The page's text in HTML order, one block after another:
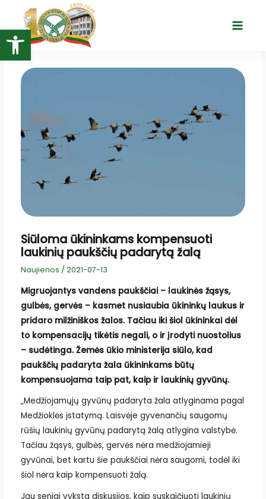
Open toolbar
turinio
Main
Siūloma ūkininkams kompensuoti
laukinių paukščių padarytą žalą
Naujienos / 2021-07-13
Migruojantys vandens paukščiai – laukinės žąsys,
gulbės, gervės – kasmet nusiaubia ūkininkų laukus ir
pridaro milžiniškos žalos. Tačiau iki šiol ūkininkai dėl
to kompensacijų tikėtis negali, o ir įrodyti nuostolius
– sudėtinga. Žemės ūkio ministerija siūlo, kad
paukščių padaryta žala ūkininkams būtų
kompensuojama taip pat, kaip ir laukinių gyvūnų.
„Medžiojamųjų gyvūnų padaryta žala atlyginama pagal
Medžioklės įstatymą. Laisvėje gyvenančių saugomų
rūšių laukinių gyvūnų padarytą žalą atlygina valstybė.
Tačiau žąsys, gulbės, gervės nėra medžiojamieji
gyvūnai, bet kartu šie paukščiai nėra saugomi, todėl iki
šiol nėra kaip kompensuoti žalą.
Jau seniai vyksta diskusijos, kaip suskaičiuoti laukinių